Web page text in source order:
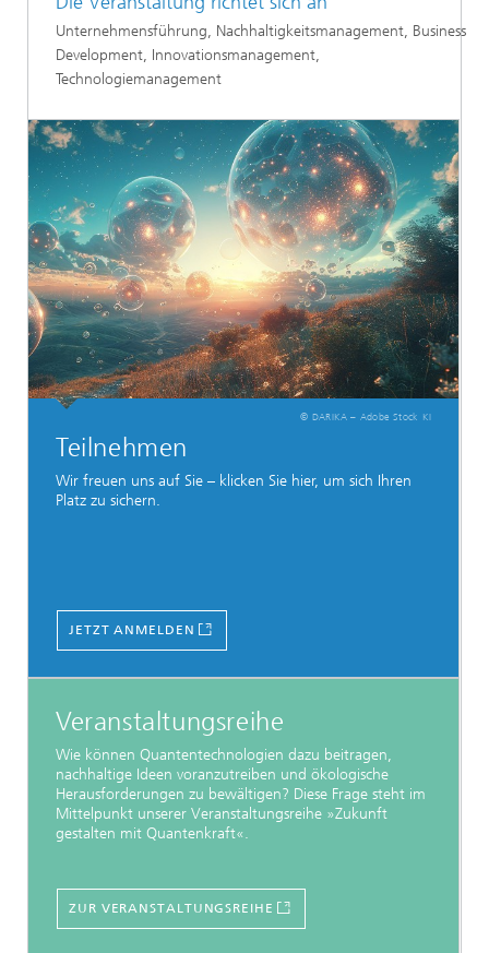
Unternehmensführung, Nachhaltigkeitsmanagement, Business
Development, Innovationsmanagement,
Technologiemanagement​​
© DARIKA – Adobe Stock KI
Teilnehmen
Wir freuen uns auf Sie – klicken Sie hier, um sich Ihren
Platz zu sichern.
JETZT ANMELDEN
Veranstaltungsreihe
Wie können Quantentechnologien dazu beitragen,
nachhaltige Ideen voranzutreiben und ökologische
Herausforderungen zu bewältigen? Diese Frage steht im
Mittelpunkt unserer Veranstaltungsreihe »Zukunft
gestalten mit Quantenkraft«.
ZUR VERANSTALTUNGSREIHE